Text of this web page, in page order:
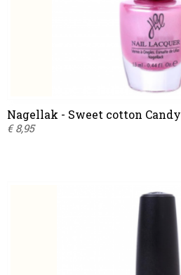
Nagellak - Sweet cotton Candy
€ 8,95